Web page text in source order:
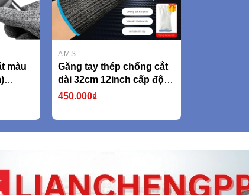
màu
AMS
Găng tay thép chống cắt
dài 32cm 12inch cấp độ 5
model AMS532F (AMS,
nylon trắng, 1 cái)
450.000₫